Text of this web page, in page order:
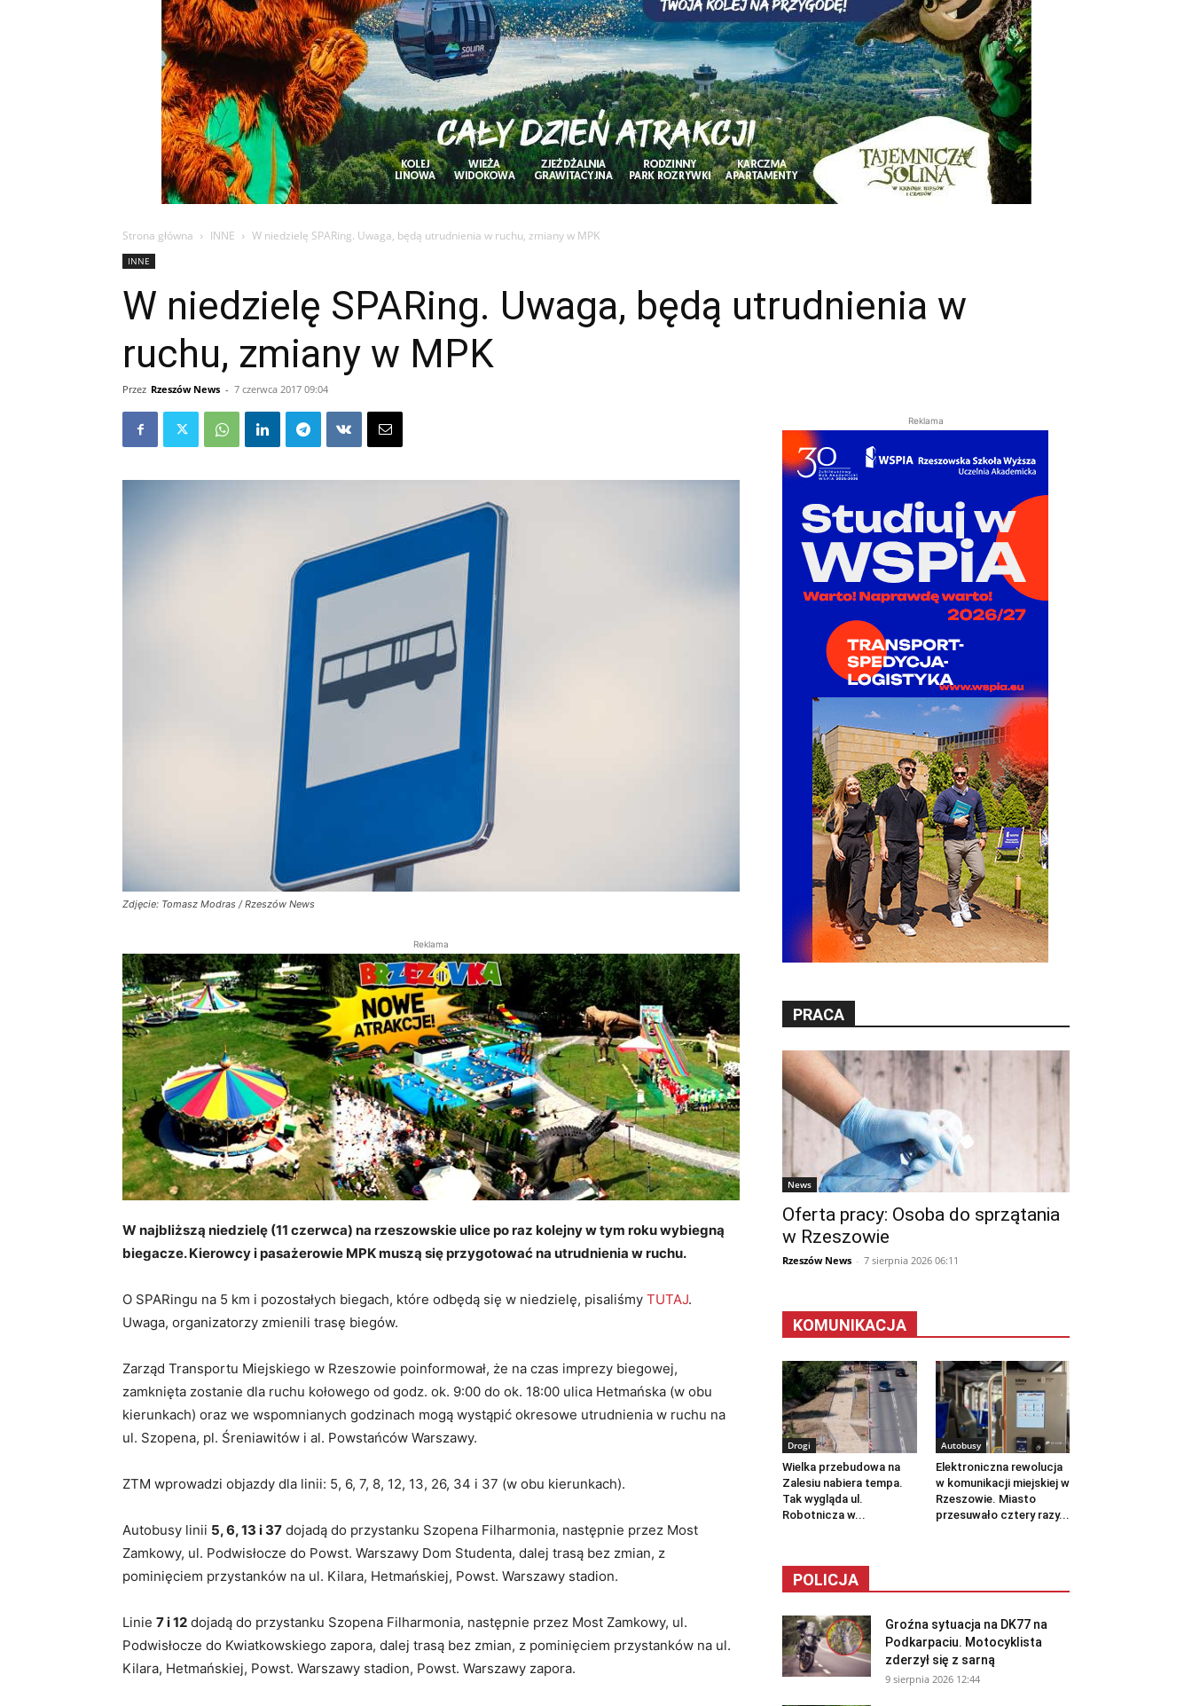
Strona główna INNE W niedzielę SPARing. Uwaga, będą utrudnienia w ruchu, zmiany w MPK
INNE
W niedzielę SPARing. Uwaga, będą utrudnienia w
ruchu, zmiany w MPK
Przez Rzeszów News - 7 czerwca 2017 09:04
Zdjęcie: Tomasz Modras / Rzeszów News
Reklama
W najbliższą niedzielę (11 czerwca) na rzeszowskie ulice po raz kolejny w tym roku wybiegną
biegacze. Kierowcy i pasażerowie MPK muszą się przygotować na utrudnienia w ruchu.
O SPARingu na 5 km i pozostałych biegach, które odbędą się w niedzielę, pisaliśmy TUTAJ.
Uwaga, organizatorzy zmienili trasę biegów.
Zarząd Transportu Miejskiego w Rzeszowie poinformował, że na czas imprezy biegowej,
zamknięta zostanie dla ruchu kołowego od godz. ok. 9:00 do ok. 18:00 ulica Hetmańska (w obu
kierunkach) oraz we wspomnianych godzinach mogą wystąpić okresowe utrudnienia w ruchu na
ul. Szopena, pl. Śreniawitów i al. Powstańców Warszawy.
ZTM wprowadzi objazdy dla linii: 5, 6, 7, 8, 12, 13, 26, 34 i 37 (w obu kierunkach).
Autobusy linii 5, 6, 13 i 37 dojadą do przystanku Szopena Filharmonia, następnie przez Most
Zamkowy, ul. Podwisłocze do Powst. Warszawy Dom Studenta, dalej trasą bez zmian, z
pominięciem przystanków na ul. Kilara, Hetmańskiej, Powst. Warszawy stadion.
Linie 7 i 12 dojadą do przystanku Szopena Filharmonia, następnie przez Most Zamkowy, ul.
Podwisłocze do Kwiatkowskiego zapora, dalej trasą bez zmian, z pominięciem przystanków na ul.
Kilara, Hetmańskiej, Powst. Warszawy stadion, Powst. Warszawy zapora.
Reklama
PRACA
News
Oferta pracy: Osoba do sprzątania
w Rzeszowie
Rzeszów News - 7 sierpnia 2026 06:11
KOMUNIKACJA
Drogi
Wielka przebudowa na
Zalesiu nabiera tempa.
Tak wygląda ul.
Robotnicza w...
Autobusy
Elektroniczna rewolucja
w komunikacji miejskiej w
Rzeszowie. Miasto
przesuwało cztery razy...
POLICJA
Groźna sytuacja na DK77 na
Podkarpaciu. Motocyklista
zderzył się z sarną
9 sierpnia 2026 12:44